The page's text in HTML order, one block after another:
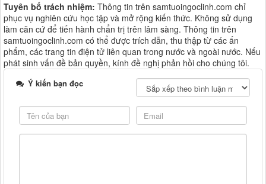
Tuyên bố trách nhiệm: Thông tin trên samtuoingoclinh.com chỉ
phục vụ nghiên cứu học tập và mở rộng kiến thức. Không sử dụng
làm căn cứ để tiến hành chẩn trị trên lâm sàng. Thông tin trên
samtuoingoclinh.com có thể được trích dẫn, thu thập từ các ấn
phẩm, các trang tin điện tử liên quan trong nước và ngoài nước. Nếu
phát sinh vấn đề bản quyền, kính đề nghị phản hồi cho chúng tôi.
Ý kiến bạn đọc